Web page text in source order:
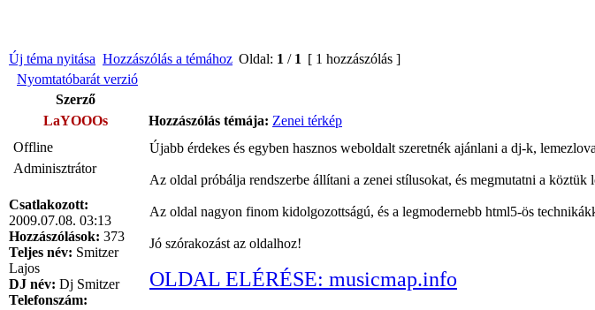
Új téma nyitása Hozzászólás a témához Oldal: 1 / 1 [ 1 hozzászólás ]
Nyomtatóbarát verzió
Szerző
LaYOOOs
Hozzászólás témája: Zenei térkép
Offline
Adminisztrátor
Csatlakozott:
2009.07.08. 03:13
Hozzászólások: 373
Teljes név: Smitzer
Lajos
DJ név: Dj Smitzer
Telefonszám:
Újabb érdekes és egyben hasznos weboldalt szeretnék ajánlani a dj-k,
Az oldal próbálja rendszerbe állítani a zenei stílusokat, és megmutatni a köztük
Az oldal nagyon finom kidolgozottságú, és a legmodernebb html5-ös
Jó szórakozást az oldalhoz!
OLDAL ELÉRÉSE: musicmap.info